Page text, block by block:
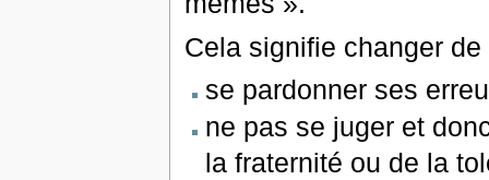
Cela signifie changer
se pardonner ses
ne pas se juger et
la fraternité ou de la